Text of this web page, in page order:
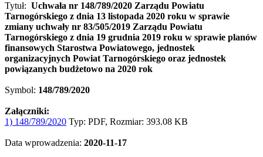
Tytuł: Uchwała nr 148/789/2020 Zarządu Powiatu
Tarnogórskiego z dnia 13 listopada 2020 roku w sprawie
zmiany uchwały nr 83/505/2019 Zarządu Powiatu
Tarnogórskiego z dnia 19 grudnia 2019 roku w sprawie planów
finansowych Starostwa Powiatowego, jednostek
organizacyjnych Powiat Tarnogórskiego oraz jednostek
powiązanych budżetowo na 2020 rok
Symbol: 148/789/2020
Załączniki:
1) 148/789/2020 Typ: PDF, Rozmiar: 393.08 KB
Data wprowadzenia: 2020-11-17